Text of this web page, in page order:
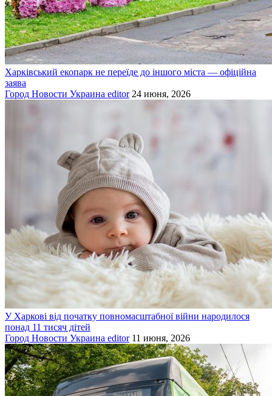
Харківський екопарк не переїде до іншого міста — офіційна
заява
Город Новости Украина editor 24 июня, 2026
У Харкові від початку повномасштабної війни народилося
понад 11 тисяч дітей
Город Новости Украина editor 11 июня, 2026